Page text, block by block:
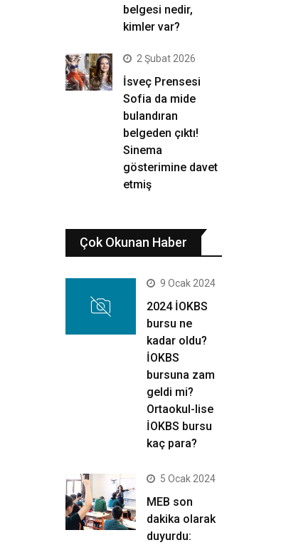
belgesi nedir,
kimler var?
2 Şubat 2026
İsveç Prensesi
Sofia da mide
bulandıran
belgeden çıktı!
Sinema
gösterimine davet
etmiş
Çok Okunan Haber
9 Ocak 2024
2024 İOKBS
bursu ne
kadar oldu?
İOKBS
bursuna zam
geldi mi?
Ortaokul-lise
İOKBS bursu
kaç para?
5 Ocak 2024
MEB son
dakika olarak
duyurdu: